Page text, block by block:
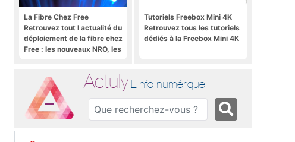
La Fibre Chez Free
Retrouvez tout l actualité du
déploiement de la fibre chez
Free : les nouveaux NRO, les
Tutoriels Freebox Mini 4K
Retrouvez tous les tutoriels
dédiés à la Freebox Mini 4K
Actuly L'info numérique